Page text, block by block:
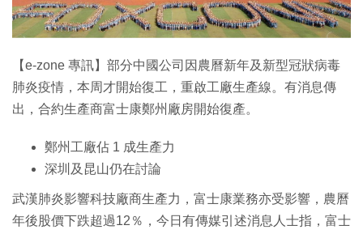
【e-zone 專訊】部分中國公司因農曆新年及新型冠狀病毒
肺炎疫情，本周才開始復工，重啟工廠生產線。有消息傳
出，合約生產商富士康鄭州廠房開始復產。
鄭州工廠佔 1 成生產力
深圳及昆山仍在討論
武漢肺炎影響科技廠商生產力，富士康業務亦受影響，農曆
年後股價下跌超過12％，今日有傳媒引述消息人士指，富士